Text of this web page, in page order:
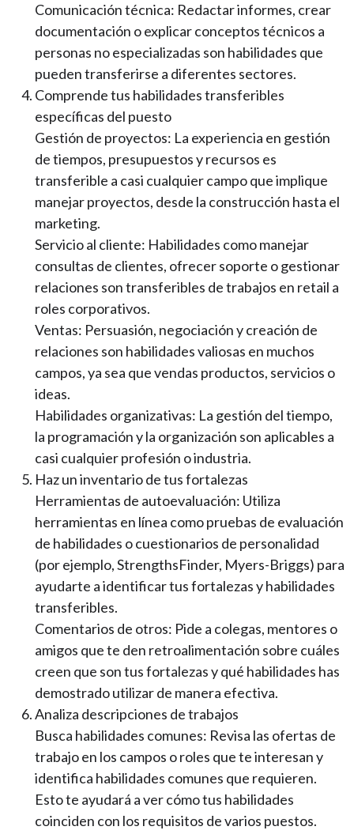
Comunicación técnica: Redactar informes, crear
documentación o explicar conceptos técnicos a
personas no especializadas son habilidades que
pueden transferirse a diferentes sectores.
Comprende tus habilidades transferibles
específicas del puesto
Gestión de proyectos: La experiencia en gestión
de tiempos, presupuestos y recursos es
transferible a casi cualquier campo que implique
manejar proyectos, desde la construcción hasta el
marketing.
Servicio al cliente: Habilidades como manejar
consultas de clientes, ofrecer soporte o gestionar
relaciones son transferibles de trabajos en retail a
roles corporativos.
Ventas: Persuasión, negociación y creación de
relaciones son habilidades valiosas en muchos
campos, ya sea que vendas productos, servicios o
ideas.
Habilidades organizativas: La gestión del tiempo,
la programación y la organización son aplicables a
casi cualquier profesión o industria.
Haz un inventario de tus fortalezas
Herramientas de autoevaluación: Utiliza
herramientas en línea como pruebas de evaluación
de habilidades o cuestionarios de personalidad
(por ejemplo, StrengthsFinder, Myers-Briggs) para
ayudarte a identificar tus fortalezas y habilidades
transferibles.
Comentarios de otros: Pide a colegas, mentores o
amigos que te den retroalimentación sobre cuáles
creen que son tus fortalezas y qué habilidades has
demostrado utilizar de manera efectiva.
Analiza descripciones de trabajos
Busca habilidades comunes: Revisa las ofertas de
trabajo en los campos o roles que te interesan y
identifica habilidades comunes que requieren.
Esto te ayudará a ver cómo tus habilidades
coinciden con los requisitos de varios puestos.